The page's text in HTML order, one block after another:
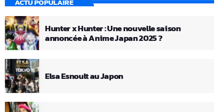
Hunter x Hunter : Une nouvelle saison
annoncée à Anime Japan 2025 ?
Elsa Esnoult au Japon